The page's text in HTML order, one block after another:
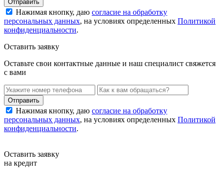
Нажимая кнопку, даю согласие на обработку
персональных данных, на условиях определенных Политикой
конфиденциальности.
Оставить заявку
Оставьте свои контактные данные и наш специалист свяжется
с вами
Нажимая кнопку, даю согласие на обработку
персональных данных, на условиях определенных Политикой
конфиденциальности.
Оставить заявку
на кредит